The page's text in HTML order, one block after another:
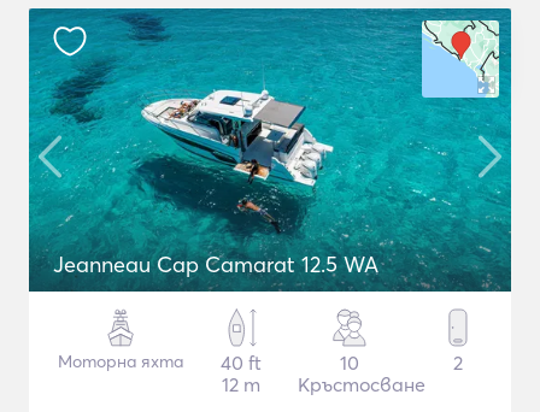
Jeanneau Cap Camarat 12.5 WA
Моторна яхта
40 ft
12 m
10
Кръстосване
2